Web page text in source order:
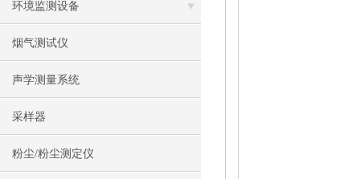
环境监测设备
烟气测试仪
声学测量系统
采样器
粉尘/粉尘测定仪